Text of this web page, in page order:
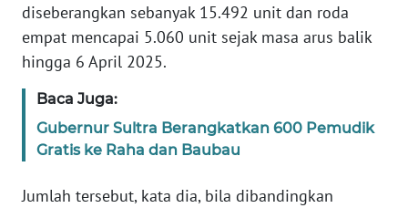
diseberangkan sebanyak 15.492 unit dan roda
empat mencapai 5.060 unit sejak masa arus balik
hingga 6 April 2025.
Baca Juga:
Gubernur Sultra Berangkatkan 600 Pemudik
Gratis ke Raha dan Baubau
Jumlah tersebut, kata dia, bila dibandingkan
JAKARTA
WN
JABAR
WN
BANTEN
WN